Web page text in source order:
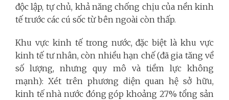
độc lập, tự chủ, khả năng chống chịu của nền kinh
tế trước các cú sốc từ bên ngoài còn thấp.
Khu vực kinh tế trong nước, đặc biệt là khu vực
kinh tế tư nhân, còn nhiều hạn chế (đã gia tăng về
số lượng, nhưng quy mô và tiềm lực không
mạnh): Xét trên phương diện quan hệ sở hữu,
kinh tế nhà nước đóng góp khoảng 27% tổng sản